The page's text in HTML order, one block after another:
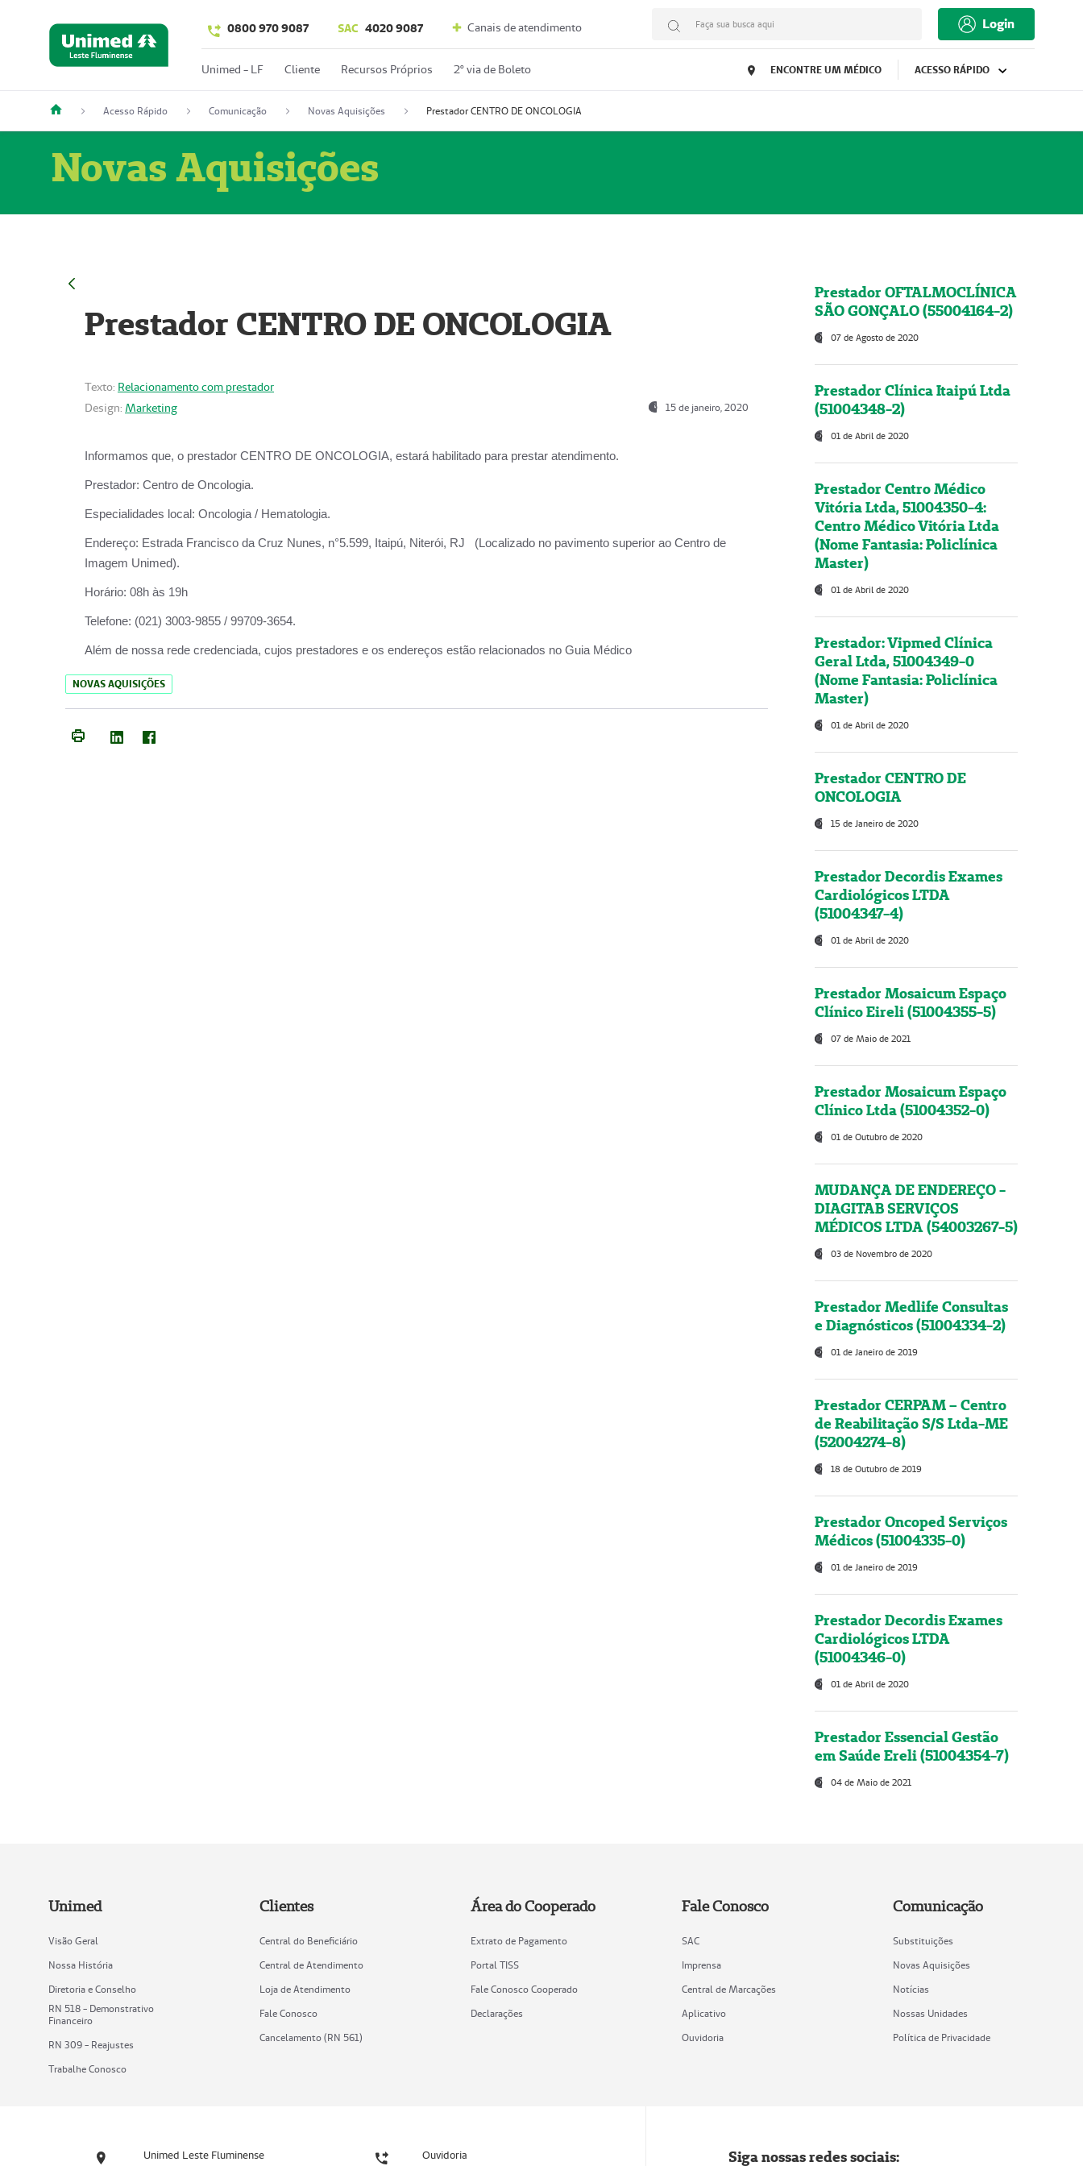
0800 970 9087 SAC 4020 9087 Canais de atendimento Faça sua busca aqui Login
Unimed - LF Cliente Recursos Próprios 2º via de Boleto ENCONTRE UM MÉDICO ACESSO RÁPIDO
Acesso Rápido Comunicação Novas Aquisições Prestador CENTRO DE ONCOLOGIA
Novas Aquisições
Prestador CENTRO DE ONCOLOGIA
Texto: Relacionamento com prestador
Design: Marketing 15 de janeiro, 2020
Informamos que, o prestador CENTRO DE ONCOLOGIA, estará habilitado para prestar atendimento.
Prestador: Centro de Oncologia.
Especialidades local: Oncologia / Hematologia.
Endereço: Estrada Francisco da Cruz Nunes, n°5.599, Itaipú, Niterói, RJ (Localizado no pavimento superior ao Centro de
Imagem Unimed).
Horário: 08h às 19h
Telefone: (021) 3003-9855 / 99709-3654.
Além de nossa rede credenciada, cujos prestadores e os endereços estão relacionados no Guia Médico
NOVAS AQUISIÇÕES
Prestador OFTALMOCLÍNICA
SÃO GONÇALO (55004164-2)
07 de Agosto de 2020
Prestador Clínica Itaipú Ltda
(51004348-2)
01 de Abril de 2020
Prestador Centro Médico
Vitória Ltda, 51004350-4:
Centro Médico Vitória Ltda
(Nome Fantasia: Policlínica
Master)
01 de Abril de 2020
Prestador: Vipmed Clínica
Geral Ltda, 51004349-0
(Nome Fantasia: Policlínica
Master)
01 de Abril de 2020
Prestador CENTRO DE
ONCOLOGIA
15 de Janeiro de 2020
Prestador Decordis Exames
Cardiológicos LTDA
(51004347-4)
01 de Abril de 2020
Prestador Mosaicum Espaço
Clínico Eireli (51004355-5)
07 de Maio de 2021
Prestador Mosaicum Espaço
Clínico Ltda (51004352-0)
01 de Outubro de 2020
MUDANÇA DE ENDEREÇO -
DIAGITAB SERVIÇOS
MÉDICOS LTDA (54003267-5)
03 de Novembro de 2020
Prestador Medlife Consultas
e Diagnósticos (51004334-2)
01 de Janeiro de 2019
Prestador CERPAM – Centro
de Reabilitação S/S Ltda-ME
(52004274-8)
18 de Outubro de 2019
Prestador Oncoped Serviços
Médicos (51004335-0)
01 de Janeiro de 2019
Prestador Decordis Exames
Cardiológicos LTDA
(51004346-0)
01 de Abril de 2020
Prestador Essencial Gestão
em Saúde Ereli (51004354-7)
04 de Maio de 2021
Unimed
Visão Geral
Nossa História
Diretoria e Conselho
RN 518 - Demonstrativo
Financeiro
RN 309 - Reajustes
Trabalhe Conosco
Clientes
Central do Beneficiário
Central de Atendimento
Loja de Atendimento
Fale Conosco
Cancelamento (RN 561)
Área do Cooperado
Extrato de Pagamento
Portal TISS
Fale Conosco Cooperado
Declarações
Fale Conosco
SAC
Imprensa
Central de Marcações
Aplicativo
Ouvidoria
Comunicação
Substituições
Novas Aquisições
Notícias
Nossas Unidades
Política de Privacidade
Unimed Leste Fluminense Ouvidoria Siga nossas redes sociais: